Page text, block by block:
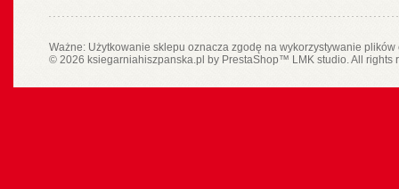
Ważne: Użytkowanie sklepu oznacza zgodę na wykorzystywanie
© 2026 ksiegarniahiszpanska.pl by PrestaShop™ LMK studio. All rights